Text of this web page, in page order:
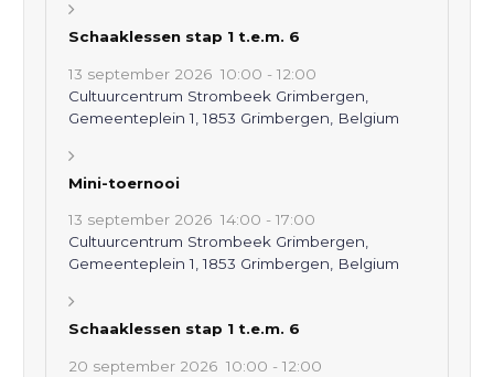
Schaaklessen stap 1 t.e.m. 6
13 september 2026 10:00 -12:00
Cultuurcentrum Strombeek Grimbergen,
Gemeenteplein 1, 1853 Grimbergen, Belgium
Mini-toernooi
13 september 2026 14:00 -17:00
Cultuurcentrum Strombeek Grimbergen,
Gemeenteplein 1, 1853 Grimbergen, Belgium
Schaaklessen stap 1 t.e.m. 6
20 september 2026 10:00 -12:00